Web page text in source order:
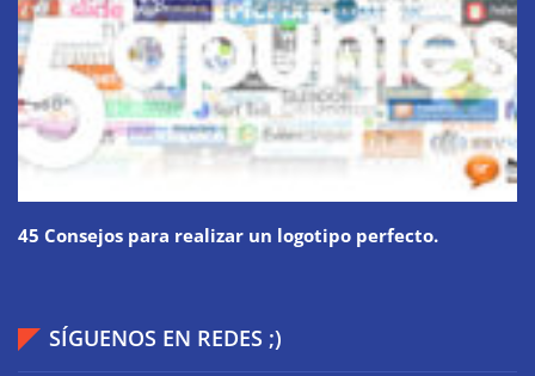
45 Consejos para realizar un logotipo perfecto.
SÍGUENOS EN REDES ;)